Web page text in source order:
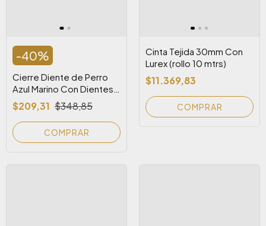
-40%
Cierre Diente de Perro
Azul Marino Con Dientes
Negros
$209,31 $348,85
Cinta Tejida 30mm Con
Lurex (rollo 10 mtrs)
$11.369,83
COMPRAR